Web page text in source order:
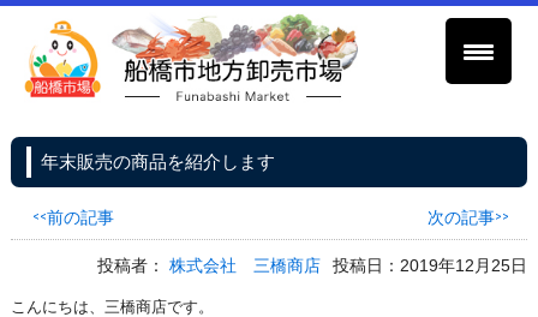
年末販売の商品を紹介します
<<前の記事 次の記事>>
投稿者：株式会社 三橋商店 投稿日：2019年12月25日
こんにちは、三橋商店です。